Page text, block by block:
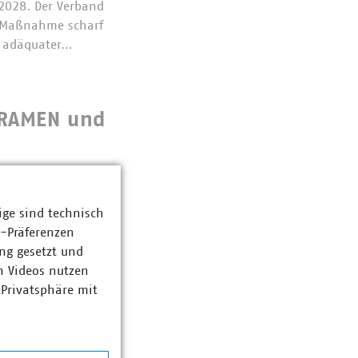
Der Verband
scharf
adäquater…
und
eines
der Methodik zur
sind technisch
gesetzt und
Videos nutzen
mit